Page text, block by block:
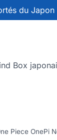
du Japon
Box
Piece OnePi